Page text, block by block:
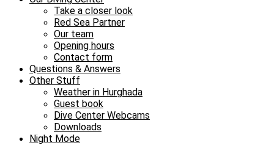
Take a closer look
Red Sea Partner
Our team
Opening hours
Contact form
Questions & Answers
Other Stuff
Weather in Hurghada
Guest book
Dive Center Webcams
Downloads
Night Mode